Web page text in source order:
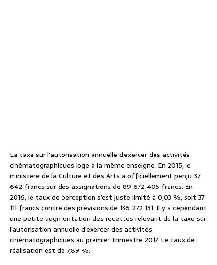
La taxe sur l’autorisation annuelle d’exercer des activités
cinématographiques loge à la même enseigne. En 2015, le
ministère de la Culture et des Arts a officiellement perçu 37
642 francs sur des assignations de 89 672 405 francs. En
2016, le taux de perception s’est juste limité à 0,03 %, soit 37
111 francs contre des prévisions de 136 272 131. Il y a cependant
une petite augmentation des recettes relevant de la taxe sur
l’autorisation annuelle d’exercer des activités
cinématographiques au premier trimestre 2017. Le taux de
réalisation est de 7,89 %.